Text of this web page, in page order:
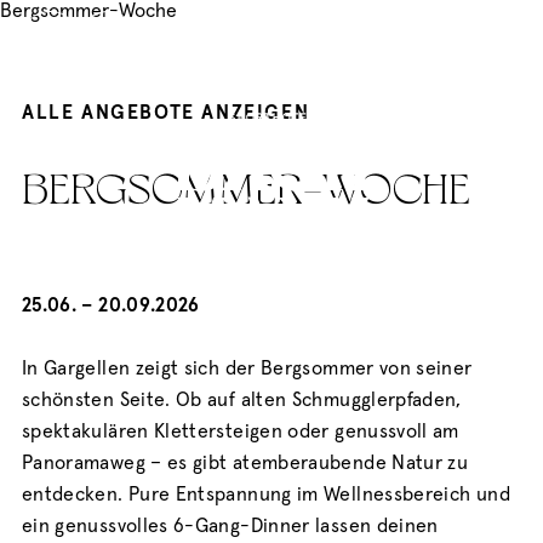
Bergsommer-Woche
ALLE ANGEBOTE ANZEIGEN
BERGSOMMER-WOCHE
25.06. – 20.09.2026
In Gargellen zeigt sich der Bergsommer von seiner
schönsten Seite. Ob auf alten Schmugglerpfaden,
spektakulären Klettersteigen oder genussvoll am
Panoramaweg – es gibt atemberaubende Natur zu
entdecken. Pure Entspannung im Wellnessbereich und
ein genussvolles 6-Gang-Dinner lassen deinen